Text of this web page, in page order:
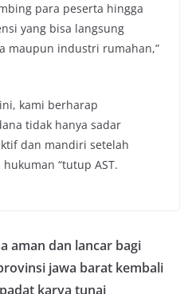
para peserta hingga
yang bisa langsung
maupun industri rumahan,”
kami berharap
tidak hanya sadar
dan mandiri setelah
“tutup AST.
aman dan lancar bagi
jawa barat kembali
karya tunai